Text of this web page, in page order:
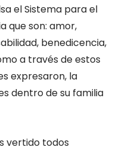
el Sistema para el
que son: amor,
benedicencia,
a través de estos
expresaron, la
dentro de su familia
vertido todos